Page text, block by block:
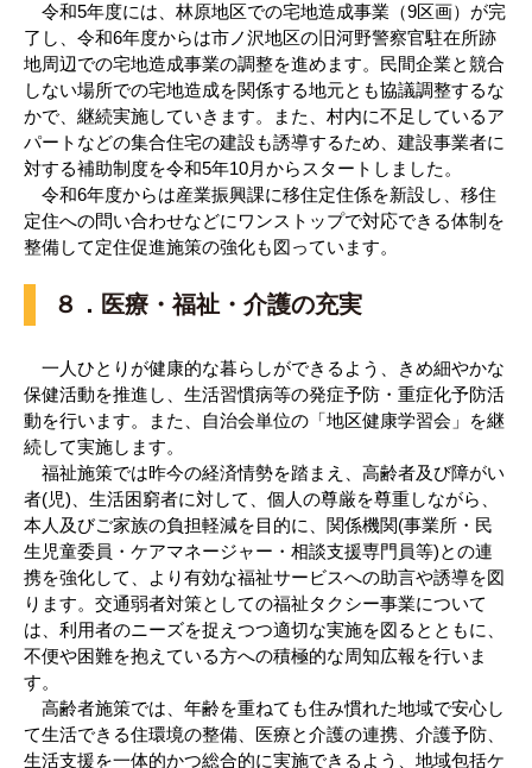
令和5年度には、林原地区での宅地造成事業（9区画）が完
了し、令和6年度からは市ノ沢地区の旧河野警察官駐在所跡
地周辺での宅地造成事業の調整を進めます。民間企業と競合
しない場所での宅地造成を関係する地元とも協議調整するな
かで、継続実施していきます。また、村内に不足しているア
パートなどの集合住宅の建設も誘導するため、建設事業者に
対する補助制度を令和5年10月からスタートしました。
令和6年度からは産業振興課に移住定住係を新設し、移住
定住への問い合わせなどにワンストップで対応できる体制を
整備して定住促進施策の強化も図っています。
８．医療・福祉・介護の充実
一人ひとりが健康的な暮らしができるよう、きめ細やかな
保健活動を推進し、生活習慣病等の発症予防・重症化予防活
動を行います。また、自治会単位の「地区健康学習会」を継
続して実施します。
福祉施策では昨今の経済情勢を踏まえ、高齢者及び障がい
者(児)、生活困窮者に対して、個人の尊厳を尊重しながら、
本人及びご家族の負担軽減を目的に、関係機関(事業所・民
生児童委員・ケアマネージャー・相談支援専門員等)との連
携を強化して、より有効な福祉サービスへの助言や誘導を図
ります。交通弱者対策としての福祉タクシー事業について
は、利用者のニーズを捉えつつ適切な実施を図るとともに、
不便や困難を抱えている方への積極的な周知広報を行いま
す。
高齢者施策では、年齢を重ねても住み慣れた地域で安心し
て生活できる住環境の整備、医療と介護の連携、介護予防、
生活支援を一体的かつ総合的に実施できるよう、地域包括ケ